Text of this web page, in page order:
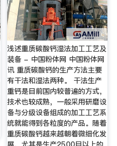
浅述重质碳酸钙湿法加工工艺及
装备 - 中国粉体网 中国粉体网
讯 重质碳酸钙的生产方法主要
有干法和湿法两种。 干法生产
重钙是目前国内较普遍的方式，
技术也较成熟，一般采用研磨设
备与分级设备组成的加工工艺系
统就能得到各粒度的产品。随着
重质碳酸钙越来越朝着微细化发